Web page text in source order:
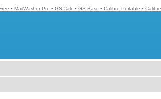
• MailWasher Pro • GS-Calc • GS-Base • Calibre Portable • Calibre